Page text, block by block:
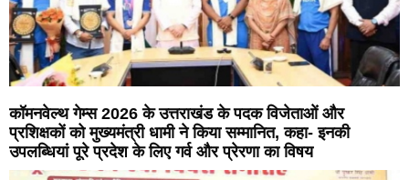
कॉमनवेल्थ गेम्स 2026 के उत्तराखंड के पदक विजेताओं और
प्रशिक्षकों को मुख्यमंत्री धामी ने किया सम्मानित, कहा- इनकी
उपलब्धियां पूरे प्रदेश के लिए गर्व और प्रेरणा का विषय